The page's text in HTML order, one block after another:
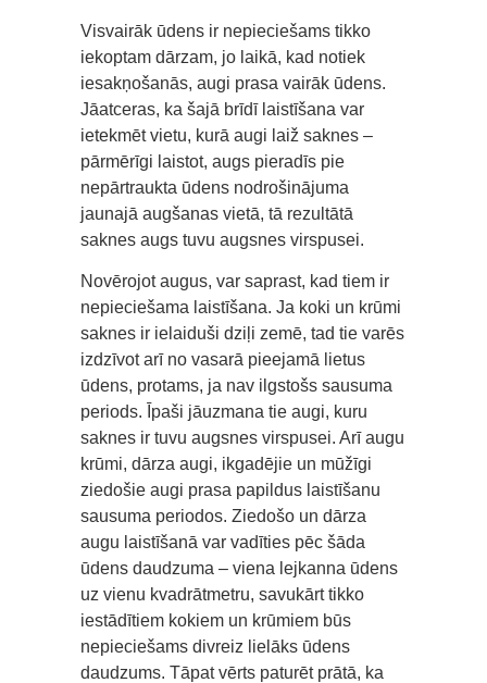
Visvairāk ūdens ir nepieciešams tikko
iekoptam dārzam, jo laikā, kad notiek
iesakņošanās, augi prasa vairāk ūdens.
Jāatceras, ka šajā brīdī laistīšana var
ietekmēt vietu, kurā augi laiž saknes –
pārmērīgi laistot, augs pieradīs pie
nepārtraukta ūdens nodrošinājuma
jaunajā augšanas vietā, tā rezultātā
saknes augs tuvu augsnes virspusei.
Novērojot augus, var saprast, kad tiem ir
nepieciešama laistīšana. Ja koki un krūmi
saknes ir ielaiduši dziļi zemē, tad tie varēs
izdzīvot arī no vasarā pieejamā lietus
ūdens, protams, ja nav ilgstošs sausuma
periods. Īpaši jāuzmana tie augi, kuru
saknes ir tuvu augsnes virspusei. Arī augu
krūmi, dārza augi, ikgadējie un mūžīgi
ziedošie augi prasa papildus laistīšanu
sausuma periodos. Ziedošo un dārza
augu laistīšanā var vadīties pēc šāda
ūdens daudzuma – viena lejkanna ūdens
uz vienu kvadrātmetru, savukārt tikko
iestādītiem kokiem un krūmiem būs
nepieciešams divreiz lielāks ūdens
daudzums. Tāpat vērts paturēt prātā, ka